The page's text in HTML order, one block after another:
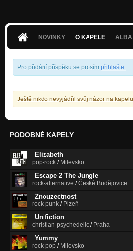
NOVINKY O KAPELE ALBA
Pro přidání příspěku se prosím přihlašte
Ještě nikdo nevyjádřil svůj názor na kapelu
PODOBNÉ KAPELY
Elizabeth
pop-rock / Milevsko
Escape 2 The Jungle
rock-alternative /České Budějovice
Znouzectnost
rock-punk / Plzeň
Unifiction
christian-psychedelic / Praha
Yummy
rock-pop / Milevsko